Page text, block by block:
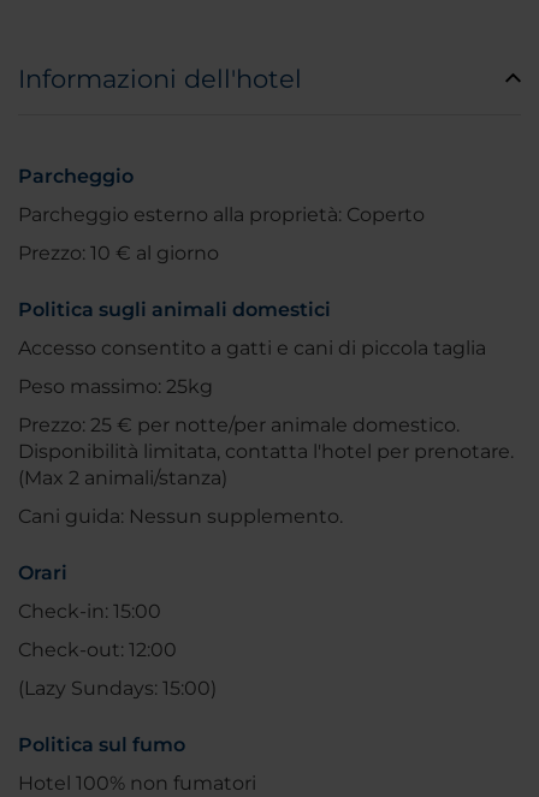
Informazioni dell'hotel
Parcheggio
Parcheggio esterno alla proprietà: Coperto
Prezzo: 10 € al giorno
Politica sugli animali domestici
Accesso consentito a gatti e cani di piccola taglia
Peso massimo: 25kg
Prezzo: 25 € per notte/per animale domestico.
Disponibilità limitata, contatta l'hotel per prenotare.
(Max 2 animali/stanza)
Cani guida: Nessun supplemento.
Orari
Check-in: 15:00
Check-out: 12:00
(Lazy Sundays: 15:00)
Politica sul fumo
Hotel 100% non fumatori